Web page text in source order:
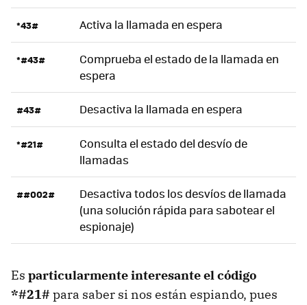
*43# Activa la llamada en espera
*#43#
Comprueba el estado de la llamada en
espera
#43# Desactiva la llamada en espera
*#21#
Consulta el estado del desvío de
llamadas
##002#
Desactiva todos los desvíos de llamada
(una solución rápida para sabotear el
espionaje)
Es particularmente interesante el código
*#21#para saber si nos están espiando, pues